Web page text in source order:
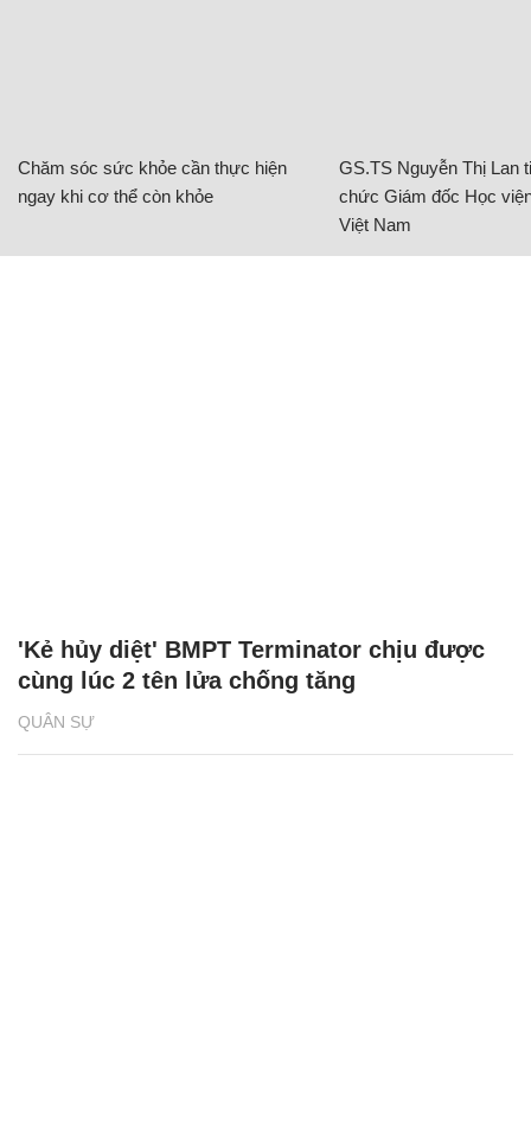
Chăm sóc sức khỏe cần thực hiện
ngay khi cơ thể còn khỏe
GS.TS Nguyễn Thị Lan
chức Giám đốc Học
Việt Nam
QUÂN SỰ
'Kẻ hủy diệt' BMPT Terminator chịu được
cùng lúc 2 tên lửa chống tăng